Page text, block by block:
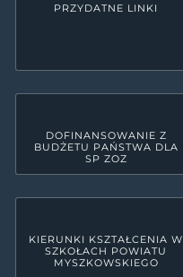
PRZYDATNE LINKI
DOFINANSOWANIE Z
BUDŻETU PAŃSTWA DLA
SP ZOZ
KIERUNKI KSZTAŁCENIA W
SZKOŁACH POWIATU
MYSZKOWSKIEGO